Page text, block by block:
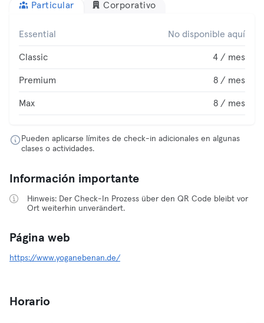
Particular Corporativo
Essential No disponible aquí
Classic 4 / mes
Premium 8 / mes
Max 8 / mes
Pueden aplicarse límites de check-in adicionales en algunas
clases o actividades.
Información importante
Hinweis: Der Check-In Prozess über den QR Code bleibt vor
Ort weiterhin unverändert.
Página web
https://www.yoganebenan.de/
Horario